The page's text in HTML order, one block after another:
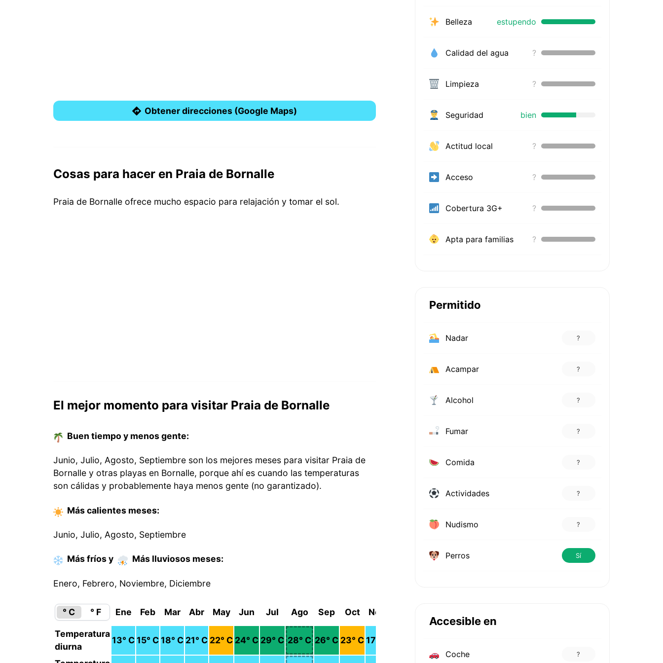
Obtener direcciones (Google Maps)
Cosas para hacer en Praia de Bornalle
Praia de Bornalle ofrece mucho espacio para relajación y tomar el sol.
El mejor momento para visitar Praia de Bornalle
Buen tiempo y menos gente:
Junio, Julio, Agosto, Septiembre son los mejores meses para visitar Praia de
Bornalle y otras playas en Bornalle, porque ahí es cuando las temperaturas
son cálidas y probablemente haya menos gente (no garantizado).
Más calientes meses:
Junio, Julio, Agosto, Septiembre
Más fríosy Más lluviosos meses:
Enero, Febrero, Noviembre, Diciembre
° C ° F Ene Feb Mar Abr May Jun Jul Ago Sep Oct Nov
Temperatura
diurna
13° C15° C18° C 21° C 22° C 24° C 29° C 28° C 26° C 23° C17
Belleza estupendo
Calidad del agua ?
Limpieza ?
Seguridad bien
Actitud local ?
Acceso ?
Cobertura 3G+ ?
Apta para familias ?
Permitido
Nadar ?
Acampar ?
Alcohol ?
Fumar ?
Comida ?
Actividades ?
Nudismo ?
Perros Sí
Accesible en
Coche ?